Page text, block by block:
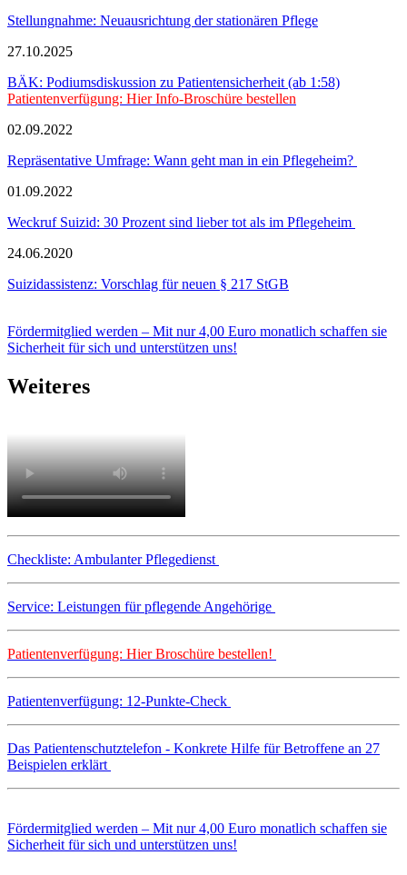
Stellungnahme: Neuausrichtung der stationären Pflege
27.10.2025
BÄK: Podiumsdiskussion zu Patientensicherheit (ab 1:58)
Patientenverfügung: Hier Info-Broschüre bestellen
02.09.2022
Repräsentative Umfrage: Wann geht man in ein Pflegeheim?
01.09.2022
Weckruf Suizid: 30 Prozent sind lieber tot als im Pflegeheim
24.06.2020
Suizidassistenz: Vorschlag für neuen § 217 StGB
Fördermitglied werden – Mit nur 4,00 Euro monatlich schaffen sie
Sicherheit für sich und unterstützen uns!
Weiteres
Checkliste: Ambulanter Pflegedienst
Service: Leistungen für pflegende Angehörige
Patientenverfügung: Hier Broschüre bestellen!
Patientenverfügung: 12-Punkte-Check
Das Patientenschutztelefon - Konkrete Hilfe für Betroffene an 27
Beispielen erklärt
Fördermitglied werden – Mit nur 4,00 Euro monatlich schaffen sie
Sicherheit für sich und unterstützen uns!